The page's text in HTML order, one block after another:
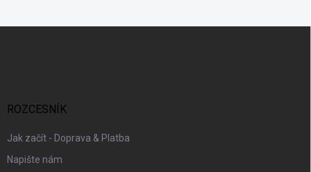
ROZCESNÍK
Jak začít - Doprava & Platba
Napište nám